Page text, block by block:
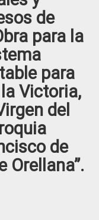
de
para la
para
Victoria,
del
de
Orellana”.